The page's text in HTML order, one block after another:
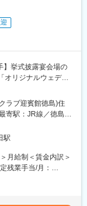
ポートでき、想いに
着でやりがいを実
生の節目を彩るサー
】挙式披露宴会場の
オリジナルウェディ
ルに対しての当社
ト頂き、当社サー
ィネート業務をお
ータルプランニン
ラブ迎賓館徳島)住
寄駅：JR線／徳島駅
範囲：会社の定め
駅
月給制＜賃金内訳＞
残業手当/月：